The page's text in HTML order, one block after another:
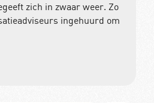
zich in zwaar weer. Zo
ingehuurd om